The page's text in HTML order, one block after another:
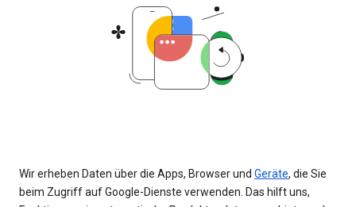
Wir erheben Daten über die Apps, Browser und Geräte, die Sie
beim Zugriff auf Google-Dienste verwenden. Das hilft uns,